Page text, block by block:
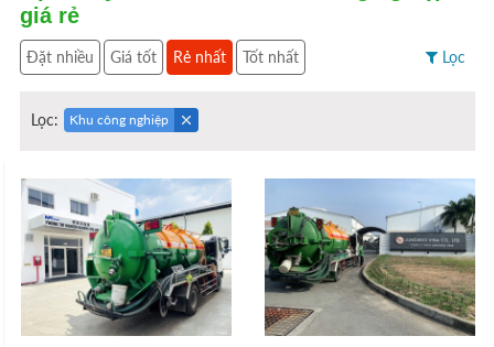
giá rẻ
Đặt nhiều Giá tốt Rẻ nhất Tốt nhất Lọc
Lọc: Khu công nghiệp